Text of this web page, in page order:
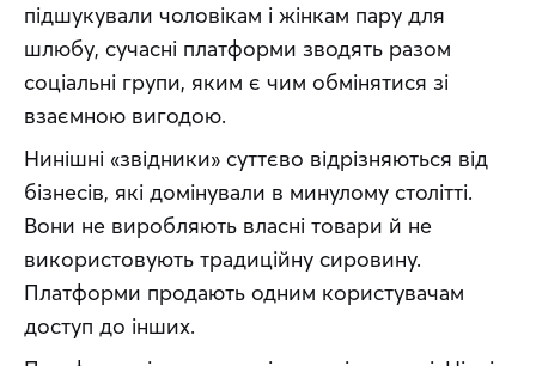
підшукували чоловікам і жінкам пару для
шлюбу, сучасні платформи зводять разом
соціальні групи, яким є чим обмінятися зі
взаємною вигодою.
Нинішні «звідники» суттєво відрізняються від
бізнесів, які домінували в минулому столітті.
Вони не виробляють власні товари й не
використовують традиційну сировину.
Платформи продають одним користувачам
доступ до інших.